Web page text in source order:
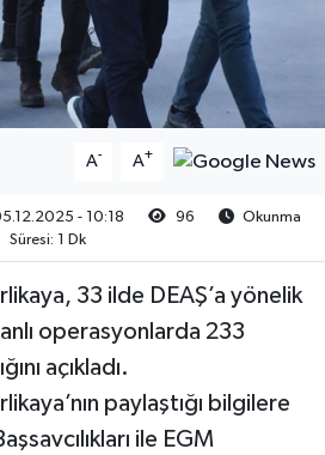
A- A+
- 10:18 96
Okunma
Süresi: 1 Dk
33 ilde DEAŞ’a yönelik
operasyonlarda 233
açıkladı.
paylaştığı bilgilere
ile EGM